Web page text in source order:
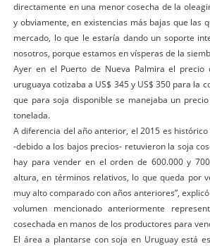
directamente en una menor cosecha de la
y obviamente, en existencias más bajas que las
mercado, lo que le estaría dando un soporte
nosotros, porque estamos en vísperas de la
Ayer en el Puerto de Nueva Palmira el precio
uruguaya cotizaba a US$ 345 y US$ 350 para la
que para soja disponible se manejaba un
tonelada.
A diferencia del año anterior, el 2015 es
-debido a los bajos precios- retuvieron la soja
hay para vender en el orden de 600.000 y
altura, en términos relativos, lo que queda por
muy alto comparado con años anteriores”,
volumen mencionado anteriormente
cosechada en manos de los productores para
El área a plantarse con soja en Uruguay está